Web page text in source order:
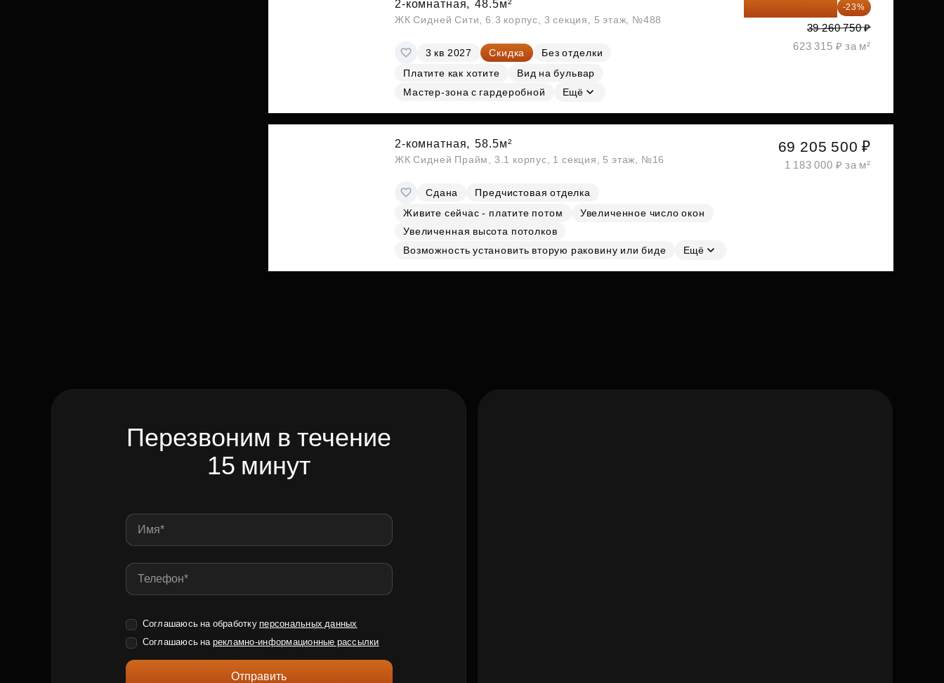
2-комнатная, 48.5м²
ЖК Сидней Сити, 6.3 корпус, 3 секция, 5 этаж, №488
3 кв 2027 Скидка
Без отделки
Платите как хотите
Вид на бульвар
Мастер-зона с гардеробной
Ещё
-23%
39 260 750 ₽
623 315 ₽ за м²
2-комнатная, 58.5м²
ЖК Сидней Прайм, 3.1 корпус, 1 секция, 5 этаж, №16
Сдана
Предчистовая отделка
Живите сейчас - платите потом
Увеличенное число окон
Увеличенная высота потолков
Возможность установить вторую раковину или биде
Ещё
69 205 500 ₽
1 183 000 ₽ за м²
Перезвоним в течение
15 минут
Соглашаюсь на обработку персональных данных
Соглашаюсь на рекламно-информационные рассылки
Отправить